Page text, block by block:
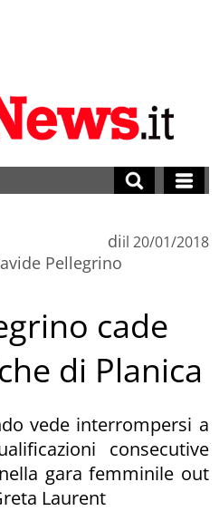
di
Pellegrino
il 20/01/2018
cade
di Planica
vede interrompersi a
consecutive
gara femminile out
Laurent